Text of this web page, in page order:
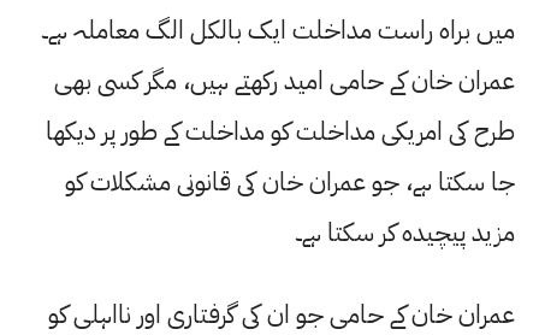
میں براہ راست مداخلت ایک بالکل الگ معاملہ ہے۔
عمران خان کے حامی امید رکھتے ہیں، مگر کسی بھی
طرح کی امریکی مداخلت کو مداخلت کے طور پر دیکھا
جا سکتا ہے، جو عمران خان کی قانونی مشکلات کو
مزید پیچیدہ کر سکتا ہے۔
عمران خان کے حامی جو ان کی گرفتاری اور نااہلی کو